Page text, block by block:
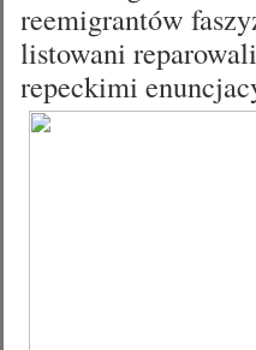
reemigrantów
listowani
repeckimi